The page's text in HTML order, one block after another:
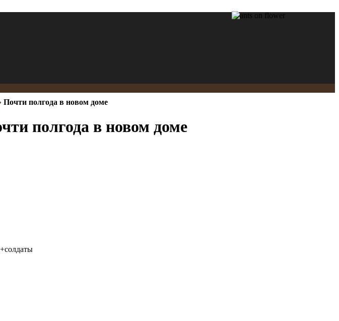
Почти полгода в новом доме
полгода в новом доме